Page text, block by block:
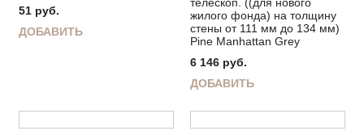
51 руб.
ДОБАВИТЬ
телескоп. ((для нового
жилого фонда) на толщину
стены от 111 мм до 134 мм)
Pine Manhattan Grey
6 146 руб.
ДОБАВИТЬ